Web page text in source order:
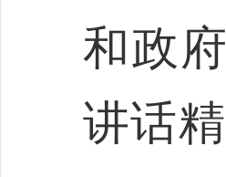
和政
讲话